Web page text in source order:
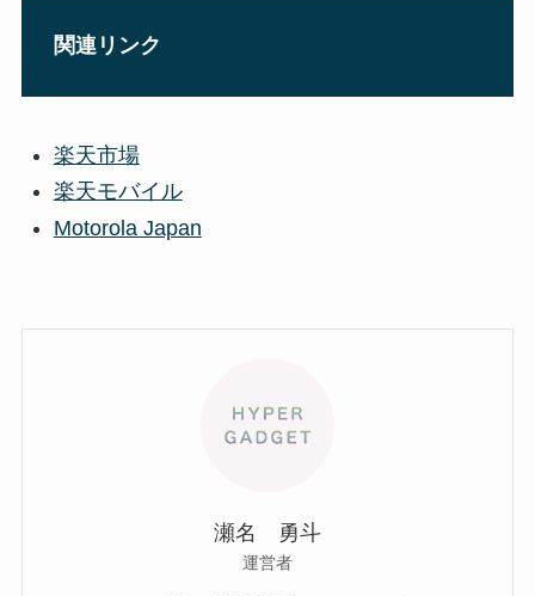
関連リンク
楽天市場
楽天モバイル
Motorola Japan
瀬名 勇斗
運営者